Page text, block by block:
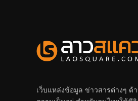
เว็บแหล่งข้อมูล ข่าวสารต่างๆ ด้